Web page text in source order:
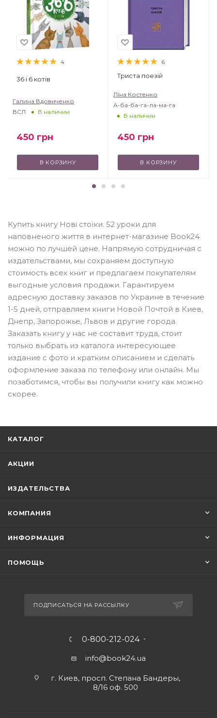
4
36 і 6 котів
Галина Вдовиченко
ВСЛ
В наличии
450 грн
В КОРЗИНУ
6
Триста поезій
Ліна Костенко
А-ба-ба-га-ла-ма-га
В наличии
450 грн
В КОРЗИНУ
Купить книгу Нові стоїки. 52 уроки для
наповненого життя в интернет-магазине Book24
можно по лучшей цене. Напрямую сотрудничая с
издательствами, мы сохраняем доступную
стоимость всех книг и предлагаем покупателям
выгодные условия продажи. Гарантируем
адресную доставку заказов по Украине в течение
1-5 дней, отправляем книги Новой Почтой в Киев,
Днепр, Запорожье, Львов и другие города.
Заказать книгу у нас не составит труда, стоит
только выбрать из каталога интересующее
издание с фото и кратким описанием и сделать
оформление заказа по телефону или онлайн. Мы
позаботимся, чтобы вы получили книгу как можно
скорее.
КАТАЛОГ
АКЦИИ
ИЗДАТЕЛЬСТВА
КОМПАНИЯ
ИНФОРМАЦИЯ
ПОМОЩЬ
ПОДПИСАТЬСЯ НА РАССЫЛКУ
0-800-212-024
info@book24.ua
г. Киев, просп. Степана Бандеры,
8/16 оф. 500